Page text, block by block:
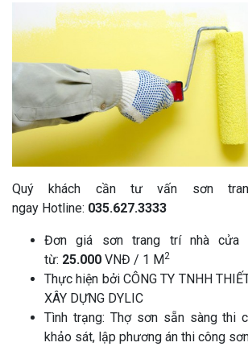
Quý khách cần tư vấn sơn
ngay Hotline: 035.627.3333
Đơn giá sơn trang trí nhà cửa
từ: 25.000 VNĐ / 1 M2
Thực hiện bởi CÔNG TY TNHH
XÂY DỰNG DYLIC
Tình trạng: Thợ sơn sẵn sàng thi
khảo sát, lập phương án thi công